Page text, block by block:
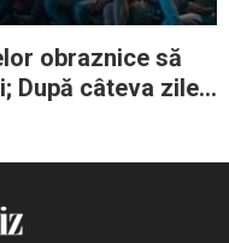
obraznice să
După câteva zile